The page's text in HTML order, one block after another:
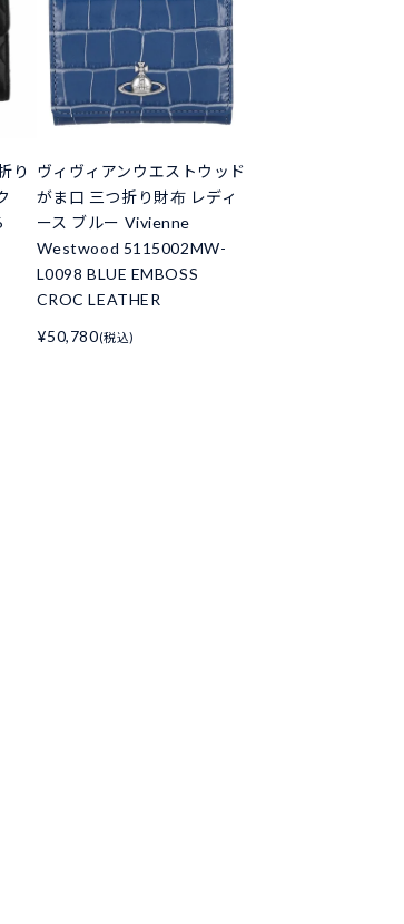
り
ヴィヴィアンウエストウッド
がま口 三つ折り財布 レディ
ース ブルー Vivienne
Westwood 5115002MW-
L0098 BLUE EMBOSS
CROC LEATHER
¥50,780(税込)